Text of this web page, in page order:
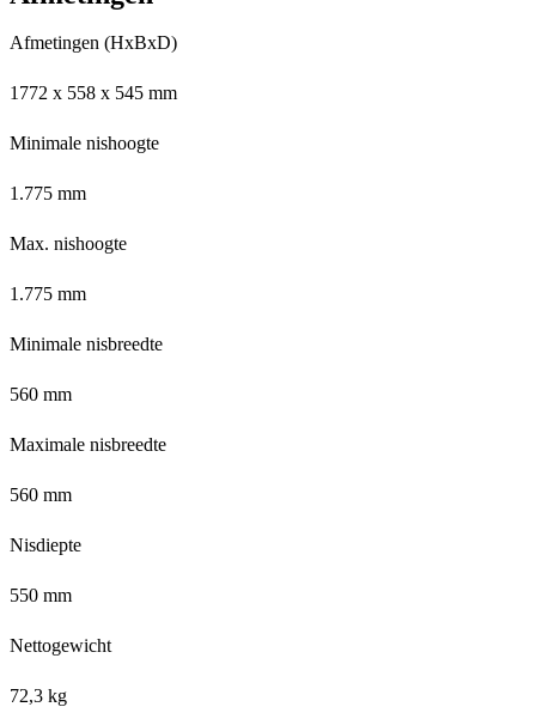
Afmetingen (HxBxD)
1772 x 558 x 545 mm
Minimale nishoogte
1.775 mm
Max. nishoogte
1.775 mm
Minimale nisbreedte
560 mm
Maximale nisbreedte
560 mm
Nisdiepte
550 mm
Nettogewicht
72,3 kg